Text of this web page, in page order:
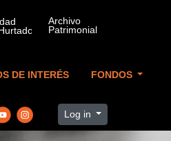
DE INTERÉS FONDOS
Log in